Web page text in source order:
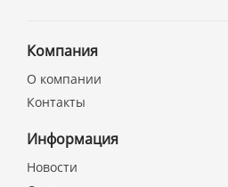
Компания
О компании
Контакты
Информация
Новости